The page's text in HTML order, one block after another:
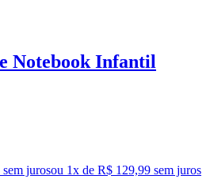
Notebook Infantil
jurosou 1x de R$ 129,99 sem juros